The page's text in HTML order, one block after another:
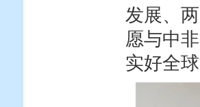
发展、
愿与中
实好全